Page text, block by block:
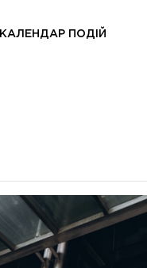
КАЛЕНДАР ПОДІЙ